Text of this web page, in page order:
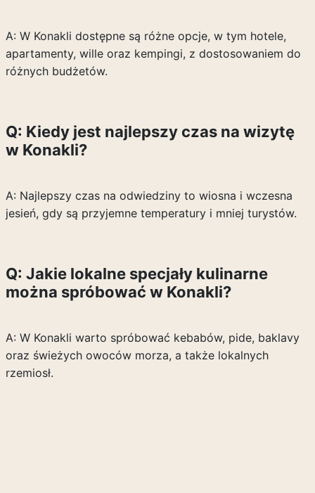
A: W Konakli dostępne są różne opcje, w tym hotele,
apartamenty, wille oraz kempingi, z dostosowaniem do
różnych budżetów.
Q: Kiedy jest najlepszy czas na wizytę
w Konakli?
A: Najlepszy czas na odwiedziny to wiosna i wczesna
jesień, gdy są przyjemne temperatury i mniej turystów.
Q: Jakie lokalne specjały kulinarne
można spróbować w Konakli?
A: W Konakli warto spróbować kebabów, pide, baklavy
oraz świeżych owoców morza, a także lokalnych
rzemiosł.